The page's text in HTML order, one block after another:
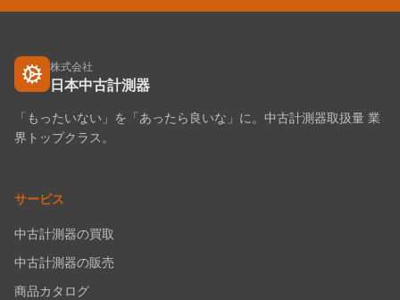
株式会社
日本中古計測器
「もったいない」を「あったら良いな」に。中古計測器取扱量 業
界トップクラス。
サービス
中古計測器の買取
中古計測器の販売
商品カタログ